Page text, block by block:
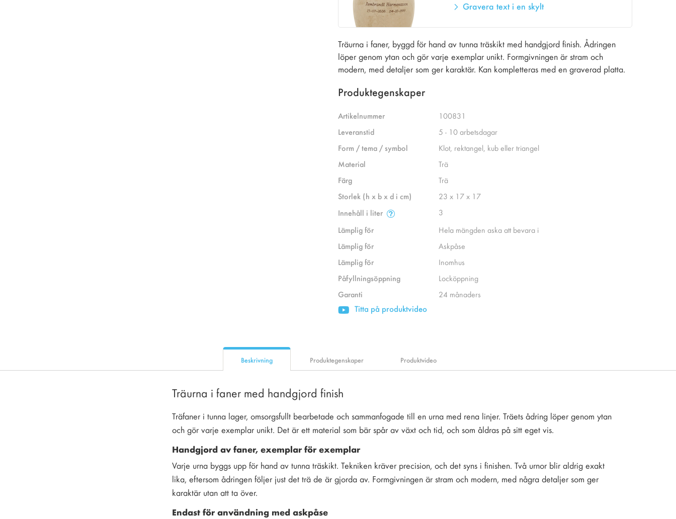
Gravera text i en skylt
Träurna i faner, byggd för hand av tunna träskikt med handgjord finish. Ådringen
löper genom ytan och gör varje exemplar unikt. Formgivningen är stram och
modern, med detaljer som ger karaktär. Kan kompletteras med en graverad platta.
Produktegenskaper
Artikelnummer
100831
Leveranstid
5 - 10 arbetsdagar
Form / tema / symbol
Klot, rektangel, kub eller triangel
Material
Trä
Färg
Trä
Storlek (h x b x d i cm)
23 x 17 x 17
Innehåll i liter
3
Lämplig för
Hela mängden aska att bevara i
Lämplig för
Askpåse
Lämplig för
Inomhus
Påfyllningsöppning
Locköppning
Garanti
24 månaders
Titta på produktvideo
Beskrivning
Träurna i faner med handgjord finish
Träfaner i tunna lager, omsorgsfullt bearbetade och sammanfogade till en urna med rena linjer. Träets ådring löper genom ytan
och gör varje exemplar unikt. Det är ett material som bär spår av växt och tid, och som åldras på sitt eget vis.
Handgjord av faner, exemplar för exemplar
Varje urna byggs upp för hand av tunna träskikt. Tekniken kräver precision, och det syns i finishen. Två urnor blir aldrig exakt
lika, eftersom ådringen följer just det trä de är gjorda av. Formgivningen är stram och modern, med några detaljer som ger
karaktär utan att ta över.
Endast för användning med askpåse
Produktegenskaper Produktvideo